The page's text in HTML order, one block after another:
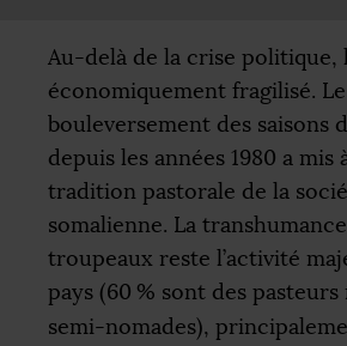
Au-delà de la crise politique,
économiquement fragilisé. Le
bouleversement des saisons
depuis les années 1980 a mis
tradition pastorale de la
somalienne. La
troupeaux reste l’activité
pays (60 % sont des pasteurs
semi-nomades),